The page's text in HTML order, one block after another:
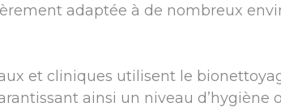
adaptée à de nombreux
et cliniques utilisent le
ainsi un niveau d’hygiène